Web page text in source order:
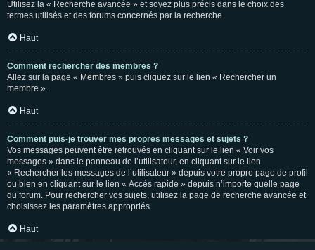
Utilisez la « Recherche avancée » et soyez plus précis dans le choix des
termes utilisés et des forums concernés par la recherche.
Haut
Comment rechercher des membres ?
Allez sur la page « Membres » puis cliquez sur le lien « Rechercher un
membre ».
Haut
Comment puis-je trouver mes propres messages et sujets ?
Vos messages peuvent être retrouvés en cliquant sur le lien « Voir vos
messages » dans le panneau de l’utilisateur, en cliquant sur le lien
« Rechercher les messages de l’utilisateur » depuis votre propre page de profil
ou bien en cliquant sur le lien « Accès rapide » depuis n’importe quelle page
du forum. Pour rechercher vos sujets, utilisez la page de recherche avancée et
choisissez les paramètres appropriés.
Haut